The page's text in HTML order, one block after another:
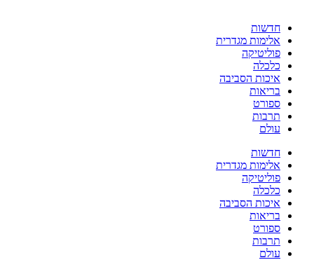
חדשות
אלימות מגדרית
פוליטיקה
כלכלה
איכות הסביבה
בריאות
ספורט
תרבות
עולם
חדשות
אלימות מגדרית
פוליטיקה
כלכלה
איכות הסביבה
בריאות
ספורט
תרבות
עולם